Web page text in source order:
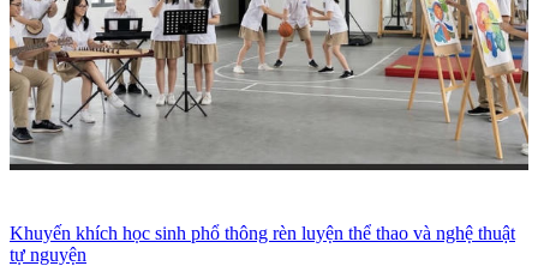
Khuyến khích học sinh phổ thông rèn luyện thể thao và nghệ thuật
tự nguyện